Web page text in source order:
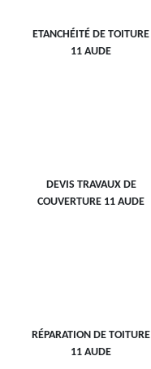
ETANCHÉITÉ DE TOITURE
11 AUDE
DEVIS TRAVAUX DE
COUVERTURE 11 AUDE
RÉPARATION DE TOITURE
11 AUDE